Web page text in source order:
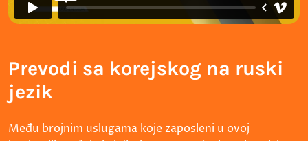
Prevodi sa korejskog na ruski
jezik
Među brojnim uslugama koje zaposleni u ovoj